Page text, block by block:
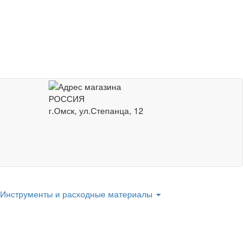
РОССИЯ
г.Омск, ул.Степанца, 12
Инструменты и расходные материалы